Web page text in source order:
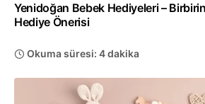
Yenidoğan Bebek Hediyeleri –
Hediye Önerisi
Okuma süresi: 4 dakika